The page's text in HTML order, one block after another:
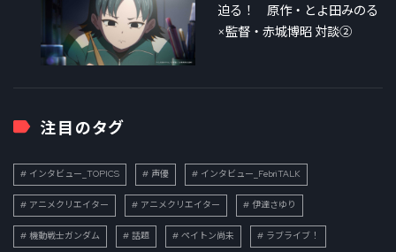
迫る！ 原作・とよ田みのる
×監督・赤城博昭 対談②
注目のタグ
インタビュー_TOPICS 声優 インタビュー_FebriTALK
アニメクリエイター アニメクリエイター 伊達さゆり
機動戦士ガンダム 話題 ペイトン尚未 ラブライブ！